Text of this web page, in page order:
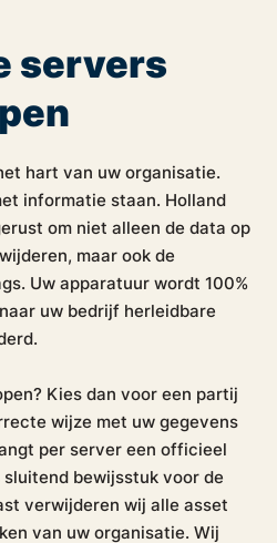
servers
hart van uw organisatie.
informatie staan. Holland
om niet alleen de data op
maar ook de
Uw apparatuur wordt 100%
uw bedrijf herleidbare
Kies dan voor een partij
wijze met uw gegevens
per server een officieel
bewijsstuk voor de
verwijderen wij alle asset
van uw organisatie. Wij